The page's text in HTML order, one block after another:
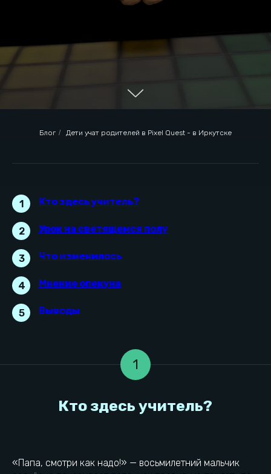
Блог / Дети учат родителей в Pixel Quest - в Иркутске
1 Кто здесь учитель?
2 Урок на светящемся полу
3 Что изменилось
4 Мнение опекуна
5 Выводы
1
«Папа, смотри как надо!» — восьмилетний мальчик